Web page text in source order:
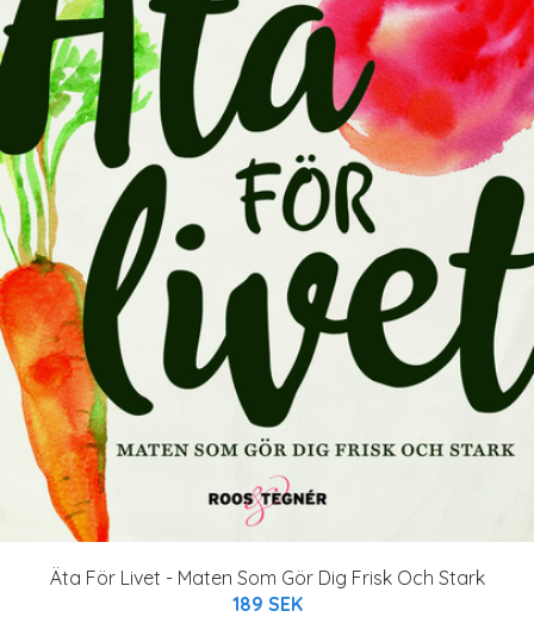
Äta För Livet - Maten Som Gör Dig Frisk Och Stark
189 SEK